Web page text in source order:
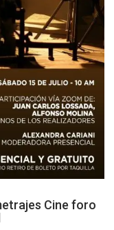
Cine foro